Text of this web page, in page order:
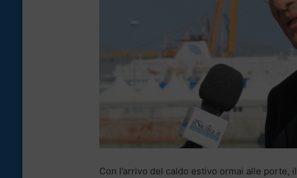
Con l’arrivo del caldo estivo ormai alle porte, il